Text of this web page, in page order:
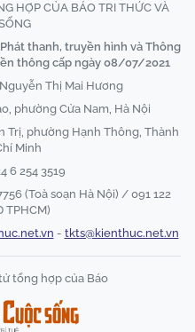
HỢP CỦA BÁO TRI THỨC VÀ
thanh, truyền hình và Thông
thông cấp ngày 08/07/2021
Thị Mai Hương
phường Cửa Nam, Hà Nội
Trị, phường Hạnh Thông, Thành
Minh
6 254 3519
(Toà soạn Hà Nội) / 091 122
TPHCM)
- tkts@kienthuc.net.vn
tổng hợp của Báo